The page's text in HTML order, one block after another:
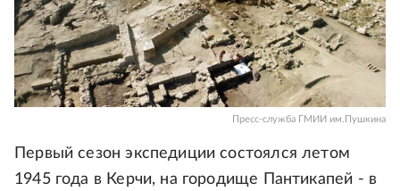
Пресс-служба ГМИИ им.Пушкина
Первый сезон экспедиции состоялся летом
1945 года в Керчи, на городище Пантикапей - в